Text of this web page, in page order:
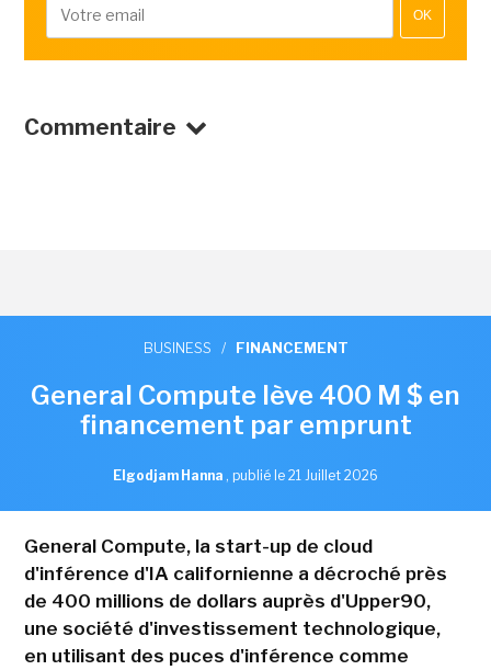
OK
Commentaire
BUSINESS / FINANCEMENT
General Compute lève 400 M $ en
financement par emprunt
Elgodjam Hanna , publié le 21 Juillet 2026
General Compute, la start-up de cloud
d'inférence d'IA californienne a décroché près
de 400 millions de dollars auprès d'Upper90,
une société d'investissement technologique,
en utilisant des puces d'inférence comme